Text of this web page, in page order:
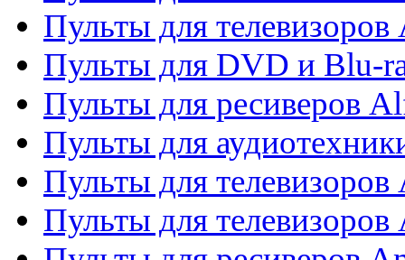
Пульты для
Пульты для DVD и Blu-
Пульты для ресиверов
Пульты для
Пульты для
Пульты для